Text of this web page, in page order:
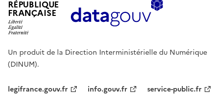
RÉPUBLIQUE
FRANÇAISE
Un produit de la Direction Interministérielle du Numérique
(DINUM).
legifrance.gouv.fr info.gouv.fr service-public.fr